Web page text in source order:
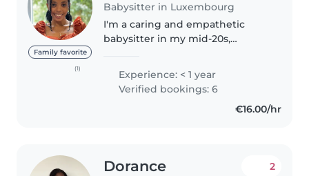
Family favorite
(1)
Babysitter in Luxembourg
I'm a caring and empathetic
babysitter in my mid-20s,
preschoolers, gradeschoolers,
and teenagers. I hold a
Bachelor's in Special Needs
Experience: < 1 year
Verified bookings: 6
€16.00/hr
Dorance 2